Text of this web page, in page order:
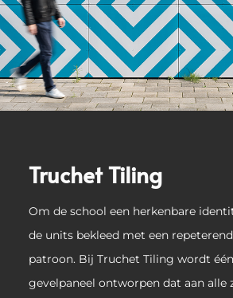
Truchet Tiling
Om de school een herkenbare
de units bekleed met een
patroon. Bij Truchet Tiling wordt
gevelpaneel ontworpen dat aan alle